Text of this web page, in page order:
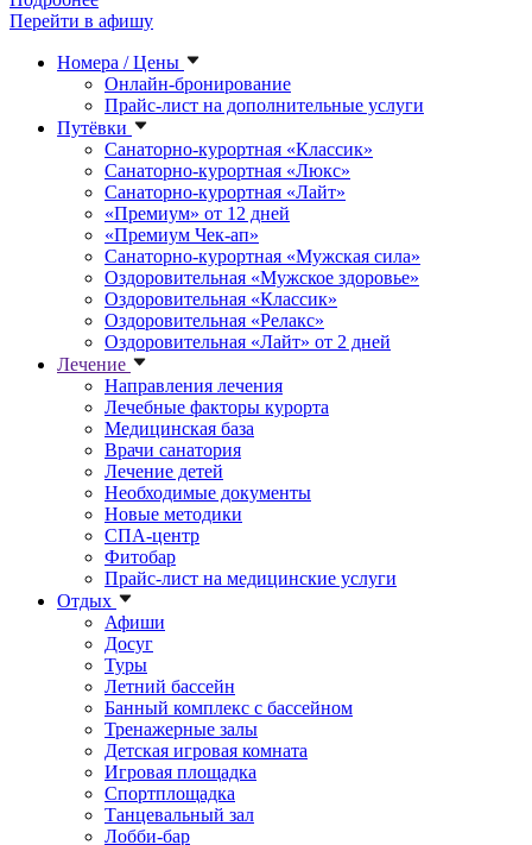
Перейти в афишу
Номера / Цены
Онлайн-бронирование
Прайс-лист на дополнительные услуги
Путёвки
Санаторно-курортная «Классик»
Санаторно-курортная «Люкс»
Санаторно-курортная «Лайт»
«Премиум» от 12 дней
«Премиум Чек-ап»
Санаторно-курортная «Мужская сила»
Оздоровительная «Мужское здоровье»
Оздоровительная «Классик»
Оздоровительная «Релакс»
Оздоровительная «Лайт» от 2 дней
Лечение
Направления лечения
Лечебные факторы курорта
Медицинская база
Врачи санатория
Лечение детей
Необходимые документы
Новые методики
СПА-центр
Фитобар
Прайс-лист на медицинские услуги
Отдых
Афиши
Досуг
Туры
Летний бассейн
Банный комплекс с бассейном
Тренажерные залы
Детская игровая комната
Игровая площадка
Спортплощадка
Танцевальный зал
Лобби-бар